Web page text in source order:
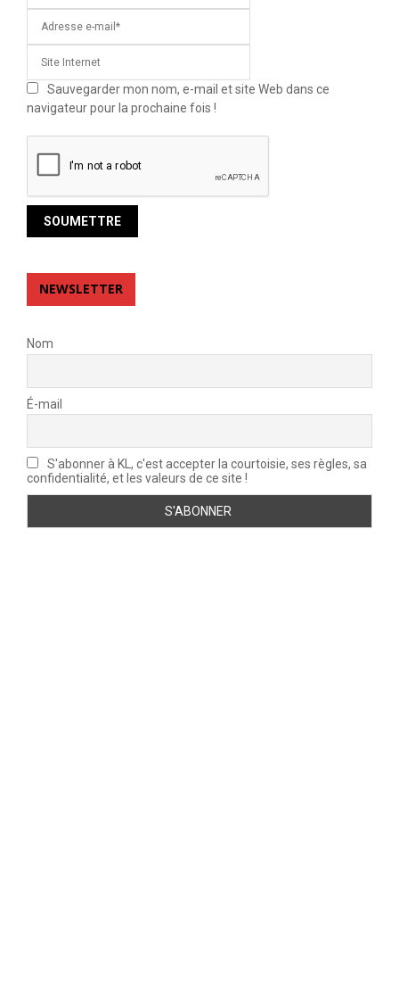
Sauvegarder mon nom, e-mail et site Web dans ce
navigateur pour la prochaine fois !
NEWSLETTER
Nom
É-mail
S'abonner à KL, c'est accepter la courtoisie, ses règles, sa
confidentialité, et les valeurs de ce site !